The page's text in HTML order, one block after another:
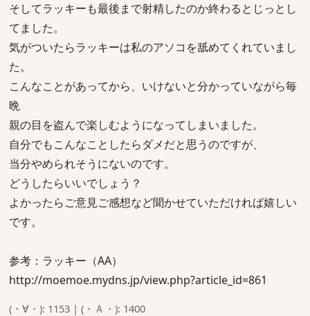
そしてラッキーも最後まで射精したのか終わるとじっとし
てました。
気がついたらラッキーは私のアソコを舐めてくれていまし
た。
こんなことがあってから、いけないと分かっていながら毎
晩
親の目を盗んで楽しむようになってしまいました。
自分でもこんなことしたらダメだと思うのですが、
当分やめられそうにないのです。
どうしたらいいでしょう？
よかったらご意見ご感想など聞かせていただければ嬉しい
です。
参考：ラッキー（AA）
http://moemoe.mydns.jp/view.php?article_id=861
(・∀・): 1153 | (・Ａ・): 1400